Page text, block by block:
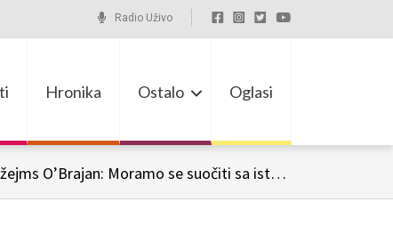
Radio Uživo
Hronika Ostalo Oglasi
Vučić: Suprotstavićemo se nasilju nad srpskom državom i narodom u Savetu Evrope; Džejms O’Brajan: Moramo se suočiti sa istinom